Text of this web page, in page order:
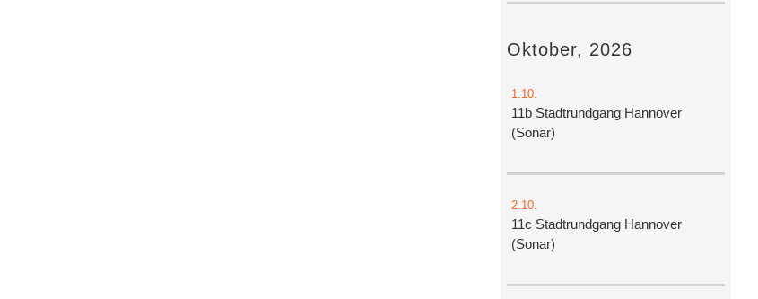
Oktober, 2026
1.10.
11b Stadtrundgang Hannover
(Sonar)
2.10.
11c Stadtrundgang Hannover
(Sonar)